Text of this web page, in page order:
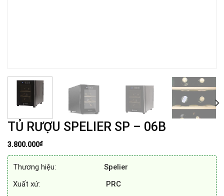
TỦ RƯỢU SPELIER SP – 06B
3.800.000₫
Thương hiệu: Spelier
Xuất xứ:
PRC